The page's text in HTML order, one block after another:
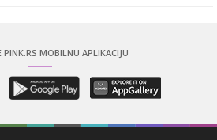
PINK.RS MOBILNU APLIKACIJU